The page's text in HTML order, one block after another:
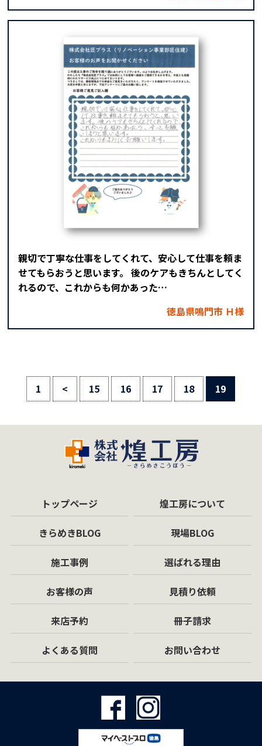
親切で丁寧な仕事をしてくれて、安心して仕事を頼ま
せてもらおうと思います。 後のケアもきちんとしてく
れるので、これからも何かあった…
徳島県鳴門市 Ｈ様
1 < 15 16 17 18 19
トップページ 煌工房について
きらめきBLOG 現場BLOG
施工事例 選ばれる理由
お客様の声 見積り依頼
来店予約 冊子請求
よくある質問 お問い合わせ